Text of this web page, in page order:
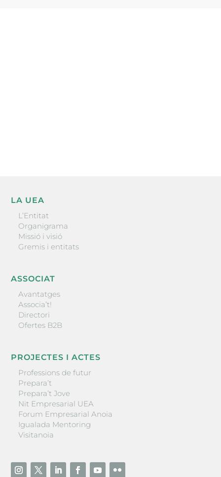
LA UEA
L’Entitat
Organigrama
Missió i visió
Gremis i entitats
ASSOCIAT
Avantatges
Associa’t!
Directori
Ofertes B2B
PROJECTES I ACTES
Professions de futur
Prepara’t
Prepara’t Jove
Nit Empresarial UEA
Forum Empresarial Anoia
Igualada Mentoring
Visitanoia